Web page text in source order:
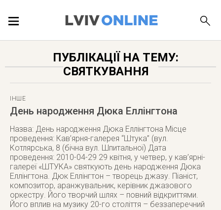
ПУБЛІКАЦІЇ
ДОВІДКА
ПУБЛІКАЦІЇ НА ТЕМУ:
СВЯТКУВАННЯ
ІНШЕ
День народження Дюка Еллінгтона
Назва: День народження Дюка Еллінгтона Місце
проведення: Кав’ярня-галерея “Штука” (вул.
Котлярська, 8 (бічна вул. Шпитальної) Дата
проведення: 2010-04-29 29 квітня, у четвер, у кав’ярні-
галереї «ШТУКА» святкують день народження Дюка
Еллінгтона. Дюк Еллінгтон – творець джазу. Піаніст,
композитор, аранжувальник, керівник джазового
оркестру. Його творчий шлях – повний відкриттями.
Його вплив на музику 20-го століття – беззаперечний